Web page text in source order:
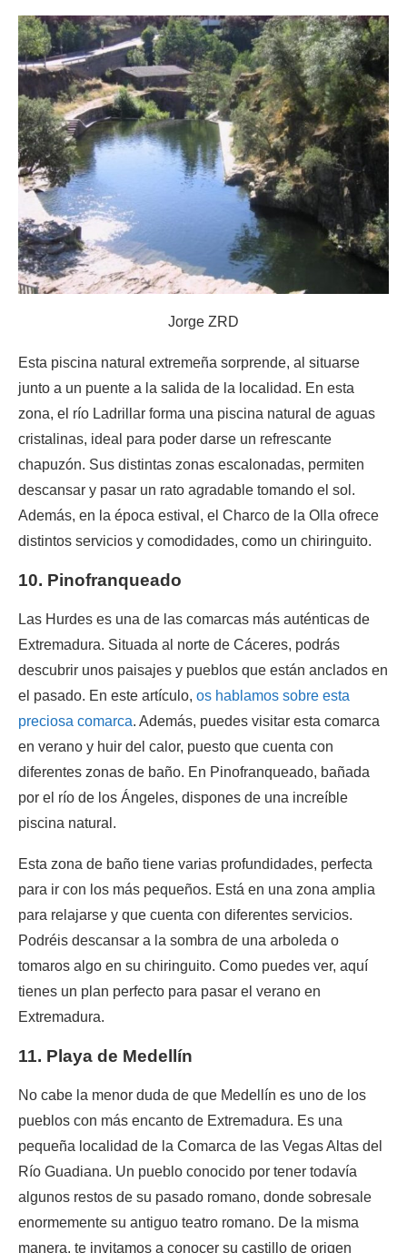
Jorge ZRD
Esta piscina natural extremeña sorprende, al situarse
junto a un puente a la salida de la localidad. En esta
zona, el río Ladrillar forma una piscina natural de aguas
cristalinas, ideal para poder darse un refrescante
chapuzón. Sus distintas zonas escalonadas, permiten
descansar y pasar un rato agradable tomando el sol.
Además, en la época estival, el Charco de la Olla ofrece
distintos servicios y comodidades, como un chiringuito.
10. Pinofranqueado
Las Hurdes es una de las comarcas más auténticas de
Extremadura. Situada al norte de Cáceres, podrás
descubrir unos paisajes y pueblos que están anclados en
el pasado. En este artículo, os hablamos sobre esta
preciosa comarca. Además, puedes visitar esta comarca
en verano y huir del calor, puesto que cuenta con
diferentes zonas de baño. En Pinofranqueado, bañada
por el río de los Ángeles, dispones de una increíble
piscina natural.
Esta zona de baño tiene varias profundidades, perfecta
para ir con los más pequeños. Está en una zona amplia
para relajarse y que cuenta con diferentes servicios.
Podréis descansar a la sombra de una arboleda o
tomaros algo en su chiringuito. Como puedes ver, aquí
tienes un plan perfecto para pasar el verano en
Extremadura.
11. Playa de Medellín
No cabe la menor duda de que Medellín es uno de los
pueblos con más encanto de Extremadura. Es una
pequeña localidad de la Comarca de las Vegas Altas del
Río Guadiana. Un pueblo conocido por tener todavía
algunos restos de su pasado romano, donde sobresale
enormemente su antiguo teatro romano. De la misma
manera, te invitamos a conocer su castillo de origen